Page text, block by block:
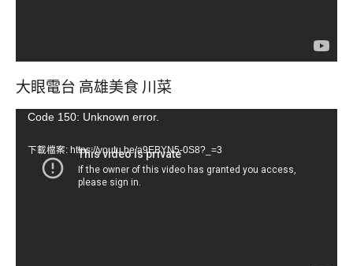
大眼電台 高雄美食 川菜
視Code 150: Unknown error.
下載檔案: https://youtu.be/a9EBYN5-0S8?_=3